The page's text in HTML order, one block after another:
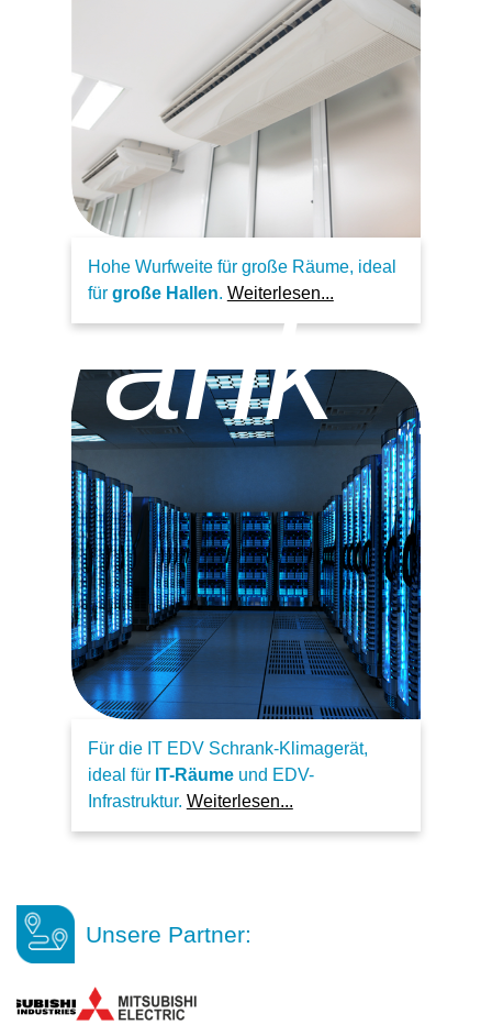
Hohe Wurfweite für große Räume, ideal
für große Hallen. Weiterlesen...
Für die IT EDV Schrank-Klimagerät,
ideal für IT-Räumeund EDV-
Infrastruktur. Weiterlesen...
Unsere Partner: